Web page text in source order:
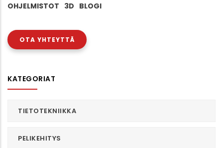
OHJELMISTOT 3D BLOGI
OTA YHTEYTTÄ
KATEGORIAT
TIETOTEKNIIKKA
PELIKEHITYS